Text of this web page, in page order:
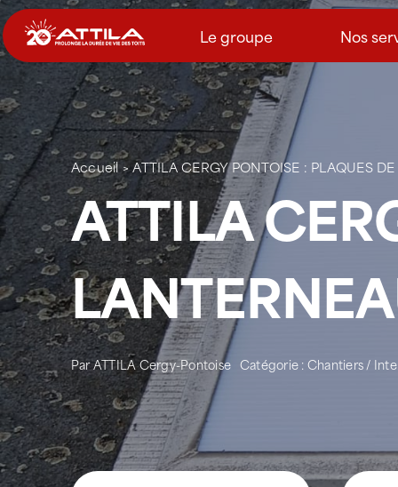
Passer
au
contenu
Le groupe Nos
Accueil>ATTILA CERGY PONTOISE : PLAQUES
ATTILA
ParATTILA Cergy-Pontoise Catégorie :Chantiers /